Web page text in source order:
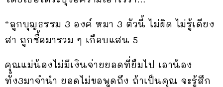
“ลูกบุญธรรม 3 องค์ หมา 3 ตัวนี้ ไม่ผิด ไม่รู้เดียง
สา ถูกซื้อมารวม ๆ เกือบแสน 5
คุณแม่น้องไม่มีเงินจ่ายยอดที่ยืมไป เอาน้อง
ทั้ง3มาจำนำ ยอดไม่ขอพูดถึง ถ้าเป็นคุณ จะรู้สึก